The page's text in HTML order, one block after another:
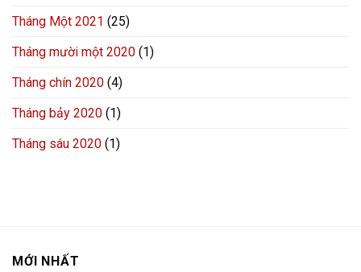
Tháng Một 2021 (25)
Tháng mười một 2020 (1)
Tháng chín 2020 (4)
Tháng bảy 2020 (1)
Tháng sáu 2020 (1)
MỚI NHẤT